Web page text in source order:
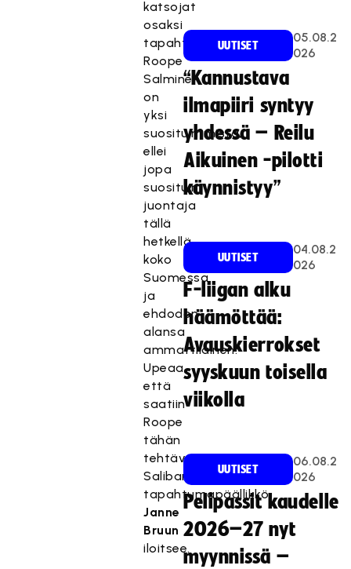
katsojat
osaksi
tapahtumaa.
Roope
Salminen
on
yksi
suosituimmista,
ellei
jopa
suosituin
juontaja
tällä
hetkellä
koko
Suomessa
ja
ehdodon
alansa
ammattilainen.
Upeaa,
että
saatiin
Roope
tähän
tehtävään,
Salibandyliiton
tapahtumapäällikkö
Janne
Bruun
iloitsee.
UUTISET
05.08.2
026
“Kannustava
ilmapiiri syntyy
yhdessä – Reilu
Aikuinen -pilotti
käynnistyy”
UUTISET
04.08.2
026
F-liigan alku
häämöttää:
Avauskierrokset
syyskuun toisella
viikolla
UUTISET
06.08.2
026
Pelipassit kaudelle
2026–27 nyt
myynnissä –